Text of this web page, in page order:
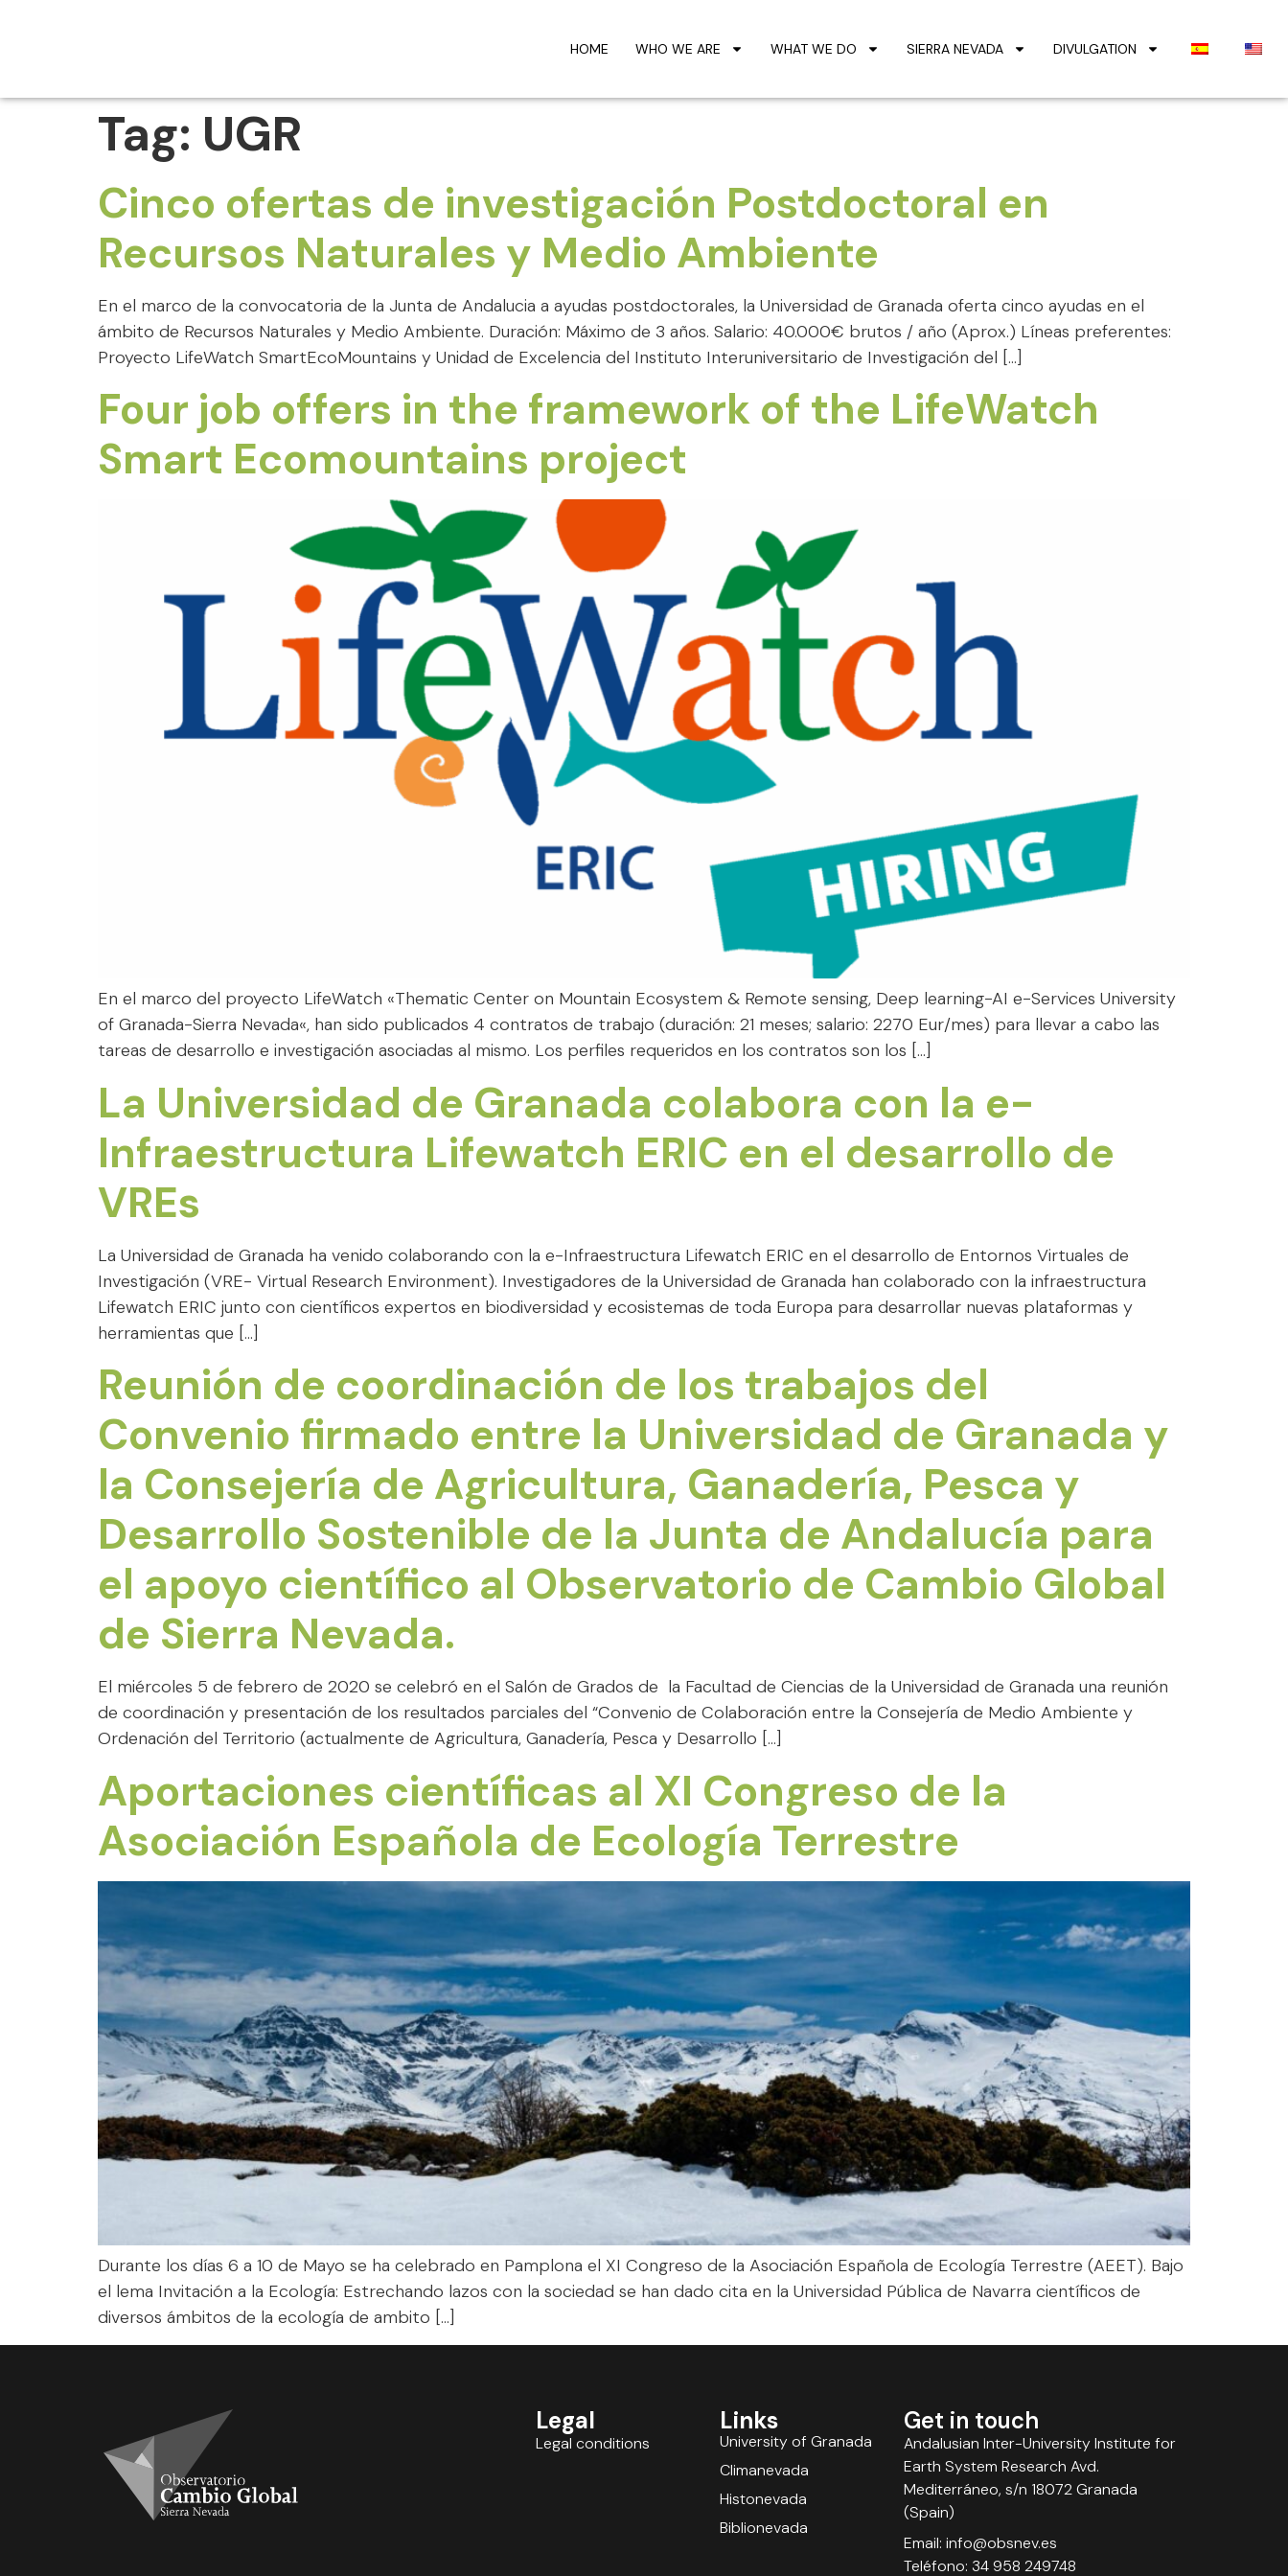
HOME WHO WE ARE WHAT WE DO SIERRA NEVADA DIVULGATION
Tag: UGR
Cinco ofertas de investigación Postdoctoral en
Recursos Naturales y Medio Ambiente
En el marco de la convocatoria de la Junta de Andalucia a ayudas postdoctorales, la Universidad de Granada oferta cinco ayudas en el
ámbito de Recursos Naturales y Medio Ambiente. Duración: Máximo de 3 años. Salario: 40.000€ brutos / año (Aprox.) Líneas preferentes:
Proyecto LifeWatch SmartEcoMountains y Unidad de Excelencia del Instituto Interuniversitario de Investigación del […]
Four job offers in the framework of the LifeWatch
Smart Ecomountains project
En el marco del proyecto LifeWatch «Thematic Center on Mountain Ecosystem & Remote sensing, Deep learning-AI e-Services University
of Granada-Sierra Nevada«, han sido publicados 4 contratos de trabajo (duración: 21 meses; salario: 2270 Eur/mes) para llevar a cabo las
tareas de desarrollo e investigación asociadas al mismo. Los perfiles requeridos en los contratos son los […]
La Universidad de Granada colabora con la e-
Infraestructura Lifewatch ERIC en el desarrollo de
VREs
La Universidad de Granada ha venido colaborando con la e-Infraestructura Lifewatch ERIC en el desarrollo de Entornos Virtuales de
Investigación (VRE- Virtual Research Environment). Investigadores de la Universidad de Granada han colaborado con la infraestructura
Lifewatch ERIC junto con científicos expertos en biodiversidad y ecosistemas de toda Europa para desarrollar nuevas plataformas y
herramientas que […]
Reunión de coordinación de los trabajos del
Convenio firmado entre la Universidad de Granada y
la Consejería de Agricultura, Ganadería, Pesca y
Desarrollo Sostenible de la Junta de Andalucía para
el apoyo científico al Observatorio de Cambio Global
de Sierra Nevada.
El miércoles 5 de febrero de 2020 se celebró en el Salón de Grados de la Facultad de Ciencias de la Universidad de Granada una reunión
de coordinación y presentación de los resultados parciales del “Convenio de Colaboración entre la Consejería de Medio Ambiente y
Ordenación del Territorio (actualmente de Agricultura, Ganadería, Pesca y Desarrollo […]
Aportaciones científicas al XI Congreso de la
Asociación Española de Ecología Terrestre
Durante los días 6 a 10 de Mayo se ha celebrado en Pamplona el XI Congreso de la Asociación Española de Ecología Terrestre (AEET). Bajo
el lema Invitación a la Ecología: Estrechando lazos con la sociedad se han dado cita en la Universidad Pública de Navarra científicos de
diversos ámbitos de la ecología de ambito […]
Legal
Legal conditions
Links
University of Granada
Climanevada
Histonevada
Biblionevada
Get in touch
Andalusian Inter-University Institute for
Earth System Research Avd.
Mediterráneo, s/n 18072 Granada
(Spain)
Email: info@obsnev.es
Teléfono: 34 958 249748